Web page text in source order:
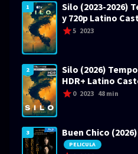
1
Silo (2023-2026)
y 720p Latino
5 2023
2
Silo (2026)
HDR+ Latino
0 2023 48 min
3 Buen Chico
PELICULA